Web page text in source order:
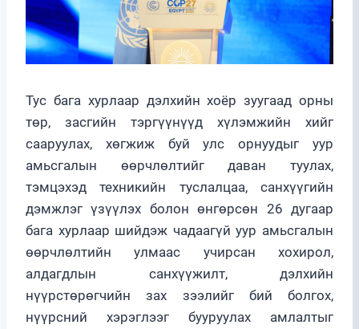
Тус бага хурлаар дэлхийн хоёр зуугаад орны
төр, засгийн тэргүүнүүд хүлэмжийн хийг
сааруулах, хөгжиж буй улс орнуудыг уур
амьсгалын өөрчлөлтийг даван туулах,
тэмцэхэд техникийн туслалцаа, санхүүгийн
дэмжлэг үзүүлэх болон өнгөрсөн 26 дугаар
бага хурлаар шийдэж чадаагүй уур амьсгалын
өөрчлөлтийн улмаас учирсан хохирол,
алдагдлын санхүүжилт, дэлхийн
нүүрстөрөгчийн зах зээлийг бий болгох,
нүүрсний хэрэглээг бууруулах амлалтыг